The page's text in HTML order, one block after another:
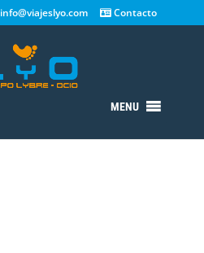
info@viajeslyo.com Contacto
MENU